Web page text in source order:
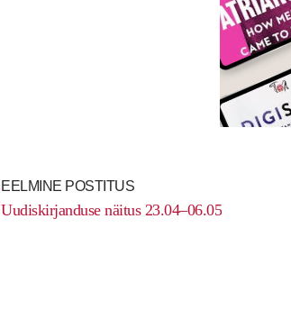
EELMINE POSTITUS
Uudiskirjanduse näitus 23.04–06.05